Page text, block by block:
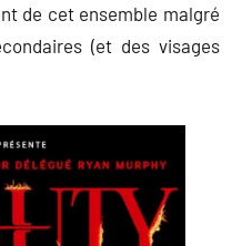
de cet ensemble malgré
(et des visages